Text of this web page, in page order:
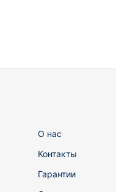
О нас
Контакты
Гарантии